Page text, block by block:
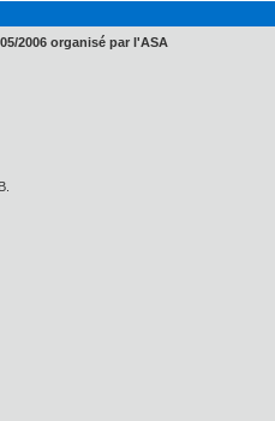
2006 organisé par l'ASA